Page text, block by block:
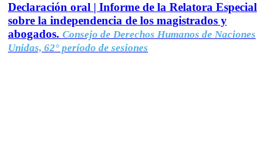
Declaración oral | Informe de la Relatora Especial
sobre la independencia de los magistrados y
abogados. Consejo de Derechos Humanos de Naciones
Unidas, 62° período de sesiones